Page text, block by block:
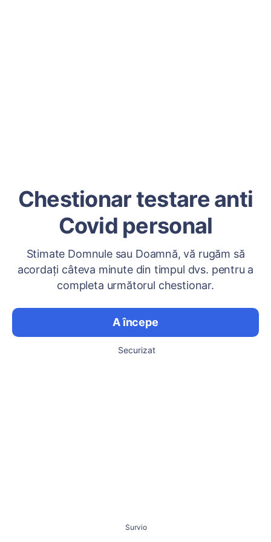
Chestionar testare anti
Covid personal
Stimate Domnule sau Doamnă, vă rugăm să
acordați câteva minute din timpul dvs. pentru a
completa următorul chestionar.
A începe
Securizat
Survio